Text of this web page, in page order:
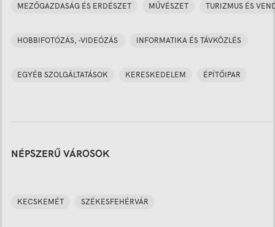
MEZŐGAZDASÁG ÉS ERDÉSZET MŰVÉSZET TURIZMUS ÉS
HOBBIFOTÓZÁS, -VIDEÓZÁS INFORMATIKA ÉS TÁVKÖZLÉS
EGYÉB SZOLGÁLTATÁSOK KERESKEDELEM ÉPÍTŐIPAR
NÉPSZERŰ VÁROSOK
KECSKEMÉT SZÉKESFEHÉRVÁR